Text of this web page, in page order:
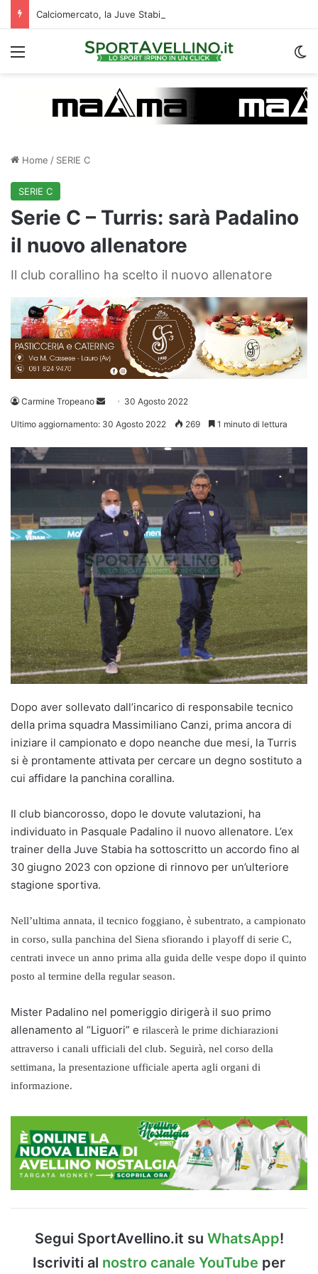
Menu
Home / SERIE C
SERIE C
Serie C – Turris: sarà Padalino
il nuovo allenatore
Il club corallino ha scelto il nuovo allenatore
Carmine Tropeano
Invia 30 Agosto 2022
Ultimo aggiornamento: 30 Agosto 2022 269 1 minuto di lettura
Dopo aver sollevato dall’incarico di responsabile tecnico
della prima squadra Massimiliano Canzi, prima ancora di
iniziare il campionato e dopo neanche due mesi, la Turris
si è prontamente attivata per cercare un degno sostituto a
cui affidare la panchina corallina.
Il club biancorosso, dopo le dovute valutazioni, ha
individuato in Pasquale Padalino il nuovo allenatore. L’ex
trainer della Juve Stabia ha sottoscritto un accordo fino al
30 giugno 2023 con opzione di rinnovo per un’ulteriore
stagione sportiva.
Nell’ultima annata, il tecnico foggiano, è subentrato, a campionato
in corso, sulla panchina del Siena sfiorando i playoff di serie C,
centrati invece un anno prima alla guida delle vespe dopo il quinto
posto al termine della regular season.
Mister Padalino nel pomeriggio dirigerà il suo primo
allenamento al “Liguori” e rilascerà le prime dichiarazioni
attraverso i canali ufficiali del club. Seguirà, nel corso della
settimana, la presentazione ufficiale aperta agli organi di
informazione.
Segui SportAvellino.it su WhatsApp!
Iscriviti al nostro canale YouTube per